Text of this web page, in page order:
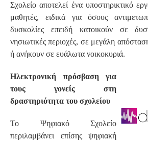
Σχολείο αποτελεί ένα υποστηρικτικό
μαθητές, ειδικά για όσους
δυσκολίες επειδή κατοικούν σε
νησιωτικές περιοχές, σε μεγάλη
ή ανήκουν σε ευάλωτα νοικοκυριά.
Ηλεκτρονική πρόσβαση για
τους γονείς στη
δραστηριότητα του σχολείου
Το Ψηφιακό Σχολείο
περιλαμβάνει επίσης ψηφιακή